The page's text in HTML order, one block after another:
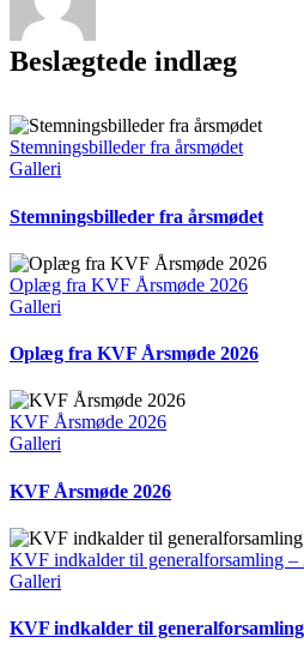
Beslægtede indlæg
Stemningsbilleder fra årsmødet
Galleri
Stemningsbilleder fra årsmødet
Oplæg fra KVF Årsmøde 2026
Galleri
Oplæg fra KVF Årsmøde 2026
KVF Årsmøde 2026
Galleri
KVF Årsmøde 2026
KVF indkalder til generalforsamling –
Galleri
KVF indkalder til generalforsamling